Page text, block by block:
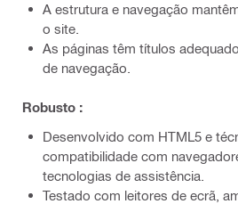
A estrutura e navegação
o site.
As páginas têm títulos
de navegação.
Robusto :
Desenvolvido com HTML5 e
compatibilidade com
tecnologias de assistência.
Testado com leitores de ecrã,